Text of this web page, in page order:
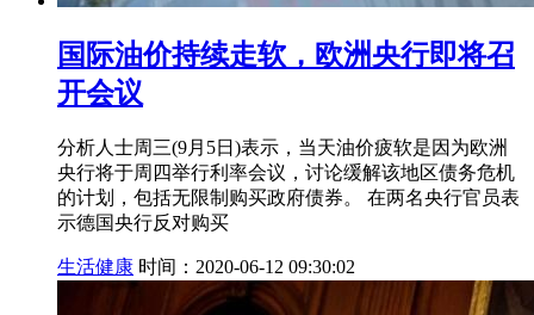
国际油价持续走软，欧洲央行即将召
开会议
分析人士周三(9月5日)表示，当天油价疲软是因为欧洲
央行将于周四举行利率会议，讨论缓解该地区债务危机
的计划，包括无限制购买政府债券。 在两名央行官员表
示德国央行反对购买
生活健康 时间：2020-06-12 09:30:02